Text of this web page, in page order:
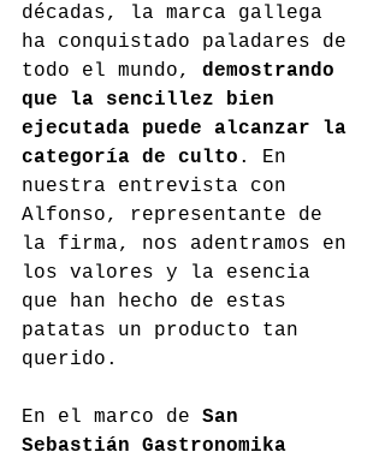
décadas, la marca gallega
ha conquistado paladares de
todo el mundo, demostrando
que la sencillez bien
ejecutada puede alcanzar la
categoría de culto . En
nuestra entrevista con
Alfonso, representante de
la firma, nos adentramos en
los valores y la esencia
que han hecho de estas
patatas un producto tan
querido.
En el marco de San
Sebastián Gastronomika